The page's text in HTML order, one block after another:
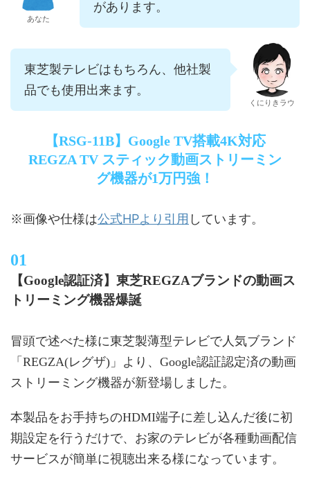
あなた
があります。
東芝製テレビはもちろん、他社製
品でも使用出来ます。
くにりきラウ
【RSG-11B】Google TV搭載4K対応
REGZA TV スティック動画ストリーミン
グ機器が1万円強！
※画像や仕様は公式HPより引用 しています。
【Google認証済】東芝REGZAブランドの動画ス
トリーミング機器爆誕
冒頭で述べた様に東芝製薄型テレビで人気ブランド
「REGZA(レグザ)」より、Google認証認定済の動画
ストリーミング機器が新登場しました。
本製品をお手持ちのHDMI端子に差し込んだ後に初
期設定を行うだけで、お家のテレビが各種動画配信
サービスが簡単に視聴出来る様になっています。